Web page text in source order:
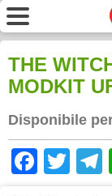
THE
MODKIT
Disponibile